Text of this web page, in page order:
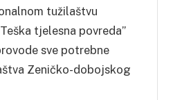
tužilaštvu
tjelesna povreda”
sve potrebne
Zeničko-dobojskog